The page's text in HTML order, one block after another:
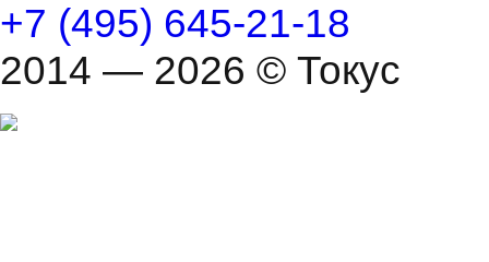
+7 (495) 645-21-18
2014 — 2026 © Токус